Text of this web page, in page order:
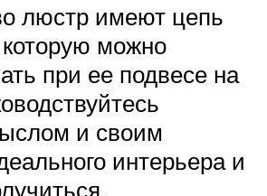
люстр имеют цепь
можно
при ее подвесе на
и своим
интерьера и